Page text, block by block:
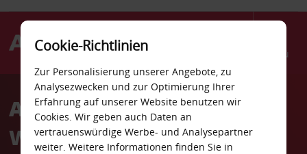
Menü
AvisAutovermietung
Windjammer Beach Hotel
Cookie-Richtlinien
Zur Personalisierung unserer Angebote, zu
Analysezwecken und zur Optimierung Ihrer
Erfahrung auf unserer Website benutzen wir
Cookies. Wir geben auch Daten an
vertrauenswürdige Werbe- und Analysepartner
weiter. Weitere Informationen finden Sie in